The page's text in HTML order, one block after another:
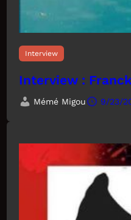
Interview
Interview :
Mémé Migou 9/23/